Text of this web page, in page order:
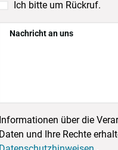
Ich bitte um Rückruf.
Nachricht an uns
Informationen über die
Daten und Ihre Rechte